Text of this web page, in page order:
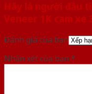
Hãy là người đầu
Veneer 1K cam xe
Đánh giá của bạn
Nhận xét của bạn *